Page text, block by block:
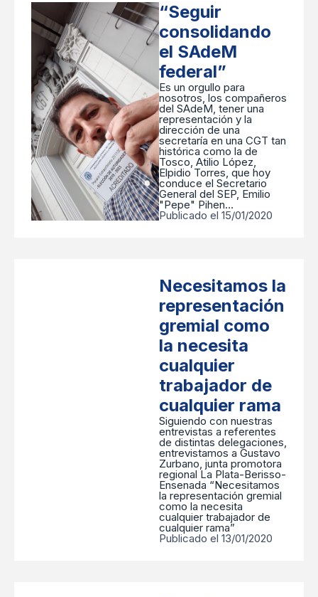
“Seguir
consolidando
el SAdeM
federal”
Es un orgullo para
nosotros, los compañeros
del SAdeM, tener una
representación y la
dirección de una
secretaría en una CGT tan
histórica como la de
Tosco, Atilio López,
Elpidio Torres, que hoy
conduce el Secretario
General del SEP, Emilio
"Pepe" Pihen…
Publicado el 15/01/2020
Necesitamos la
representación
gremial como
la necesita
cualquier
trabajador de
cualquier rama
Siguiendo con nuestras
entrevistas a referentes
de distintas delegaciones,
entrevistamos a Gustavo
Zurbano, junta promotora
regional La Plata-Berisso-
Ensenada “Necesitamos
la representación gremial
como la necesita
cualquier trabajador de
cualquier rama”
Publicado el 13/01/2020